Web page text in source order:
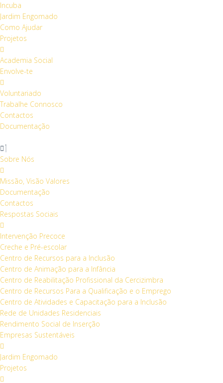
Incuba
Jardim Engomado
Como Ajudar
Projetos
Academia Social
Envolve-te
Voluntariado
Trabalhe Connosco
Contactos
Documentação
Sobre Nós
Missão, Visão Valores
Documentação
Contactos
Respostas Sociais
Intervenção Precoce
Creche e Pré-escolar
Centro de Recursos para a Inclusão
Centro de Animação para a Infância
Centro de Reabilitação Profissional da Cercizimbra
Centro de Recursos Para a Qualificação e o Emprego
Centro de Atividades e Capacitação para a Inclusão
Rede de Unidades Residenciais
Rendimento Social de Inserção
Empresas Sustentáveis
Jardim Engomado
Projetos